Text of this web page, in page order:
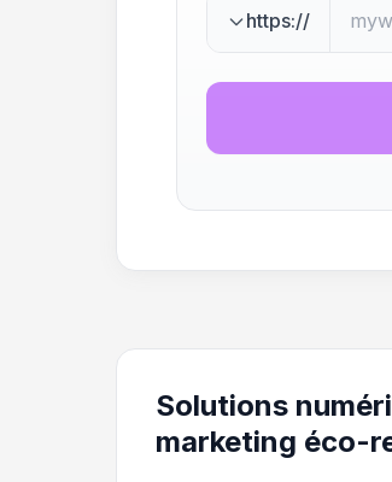
https://
Solutions
marketing éco-